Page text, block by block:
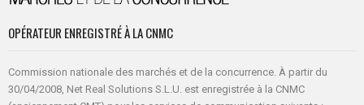
OPÉRATEUR ENREGISTRÉ À LA CNMC
Commission nationale des marchés et de la concurrence. À partir du
30/04/2008, Net Real Solutions S.L.U. est enregistrée à la CNMC